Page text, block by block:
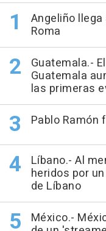
Angeliño
Roma
Guatemala.-
Guatemala
las primeras
Pablo Ramón
Líbano.- Al
heridos por
de Líbano
México.-